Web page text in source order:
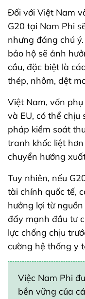
Đối với Việt Nam
G20 tại Nam Phi
nhưng đáng chú
bảo hộ sẽ ảnh
cầu, đặc biệt là
thép, nhôm, dệt
Việt Nam, vốn
và EU, có thể chịu
pháp kiểm soát
tranh khốc liệt
chuyển hướng
Tuy nhiên, nếu
tài chính quốc tế,
hưởng lợi từ
đẩy mạnh đầu tư
lực chống chịu
cường hệ thống y
Việc Nam Phi
bền vững của